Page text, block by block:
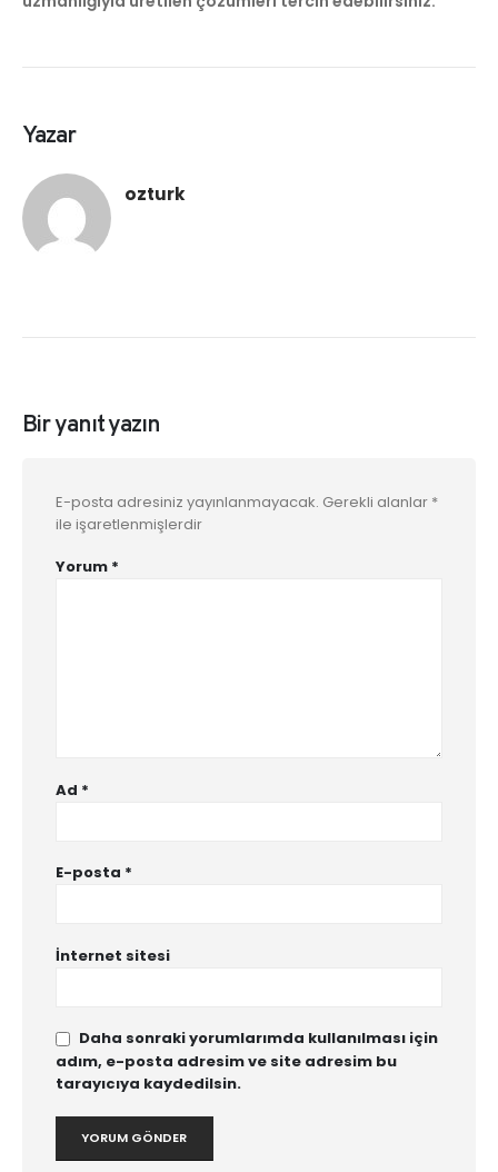
Yazar
ozturk
Bir yanıt yazın
E-posta adresiniz yayınlanmayacak. Gerekli alanlar *
ile işaretlenmişlerdir
Yorum *
Ad *
E-posta *
İnternet sitesi
Daha sonraki yorumlarımda kullanılması için
adım, e-posta adresim ve site adresim bu
tarayıcıya kaydedilsin.